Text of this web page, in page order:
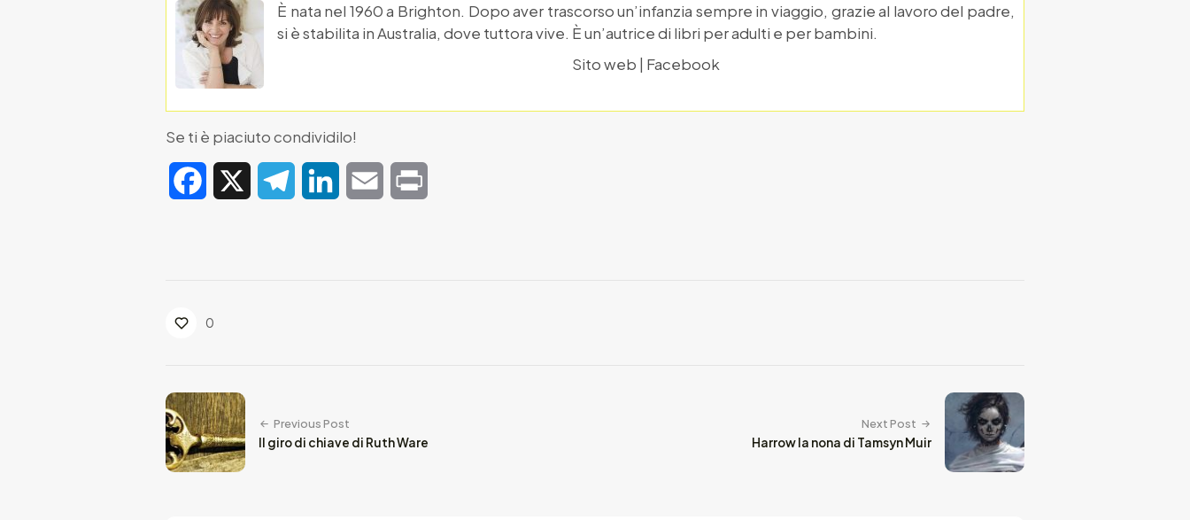
È nata nel 1960 a Brighton. Dopo aver trascorso un’infanzia sempre in viaggio, grazie al lavoro del padre,
si è stabilita in Australia, dove tuttora vive. È un’autrice di libri per adulti e per bambini.
Sito web | Facebook
Se ti è piaciuto condividilo!
Facebook TelegramLinkedIn Email
0
Previous Post
Il giro di chiave di Ruth Ware
Next Post
Harrow la nona di Tamsyn Muir